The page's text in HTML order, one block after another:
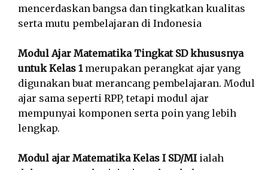
mencerdaskan bangsa dan tingkatkan kualitas
serta mutu pembelajaran di Indonesia
Modul Ajar Matematika Tingkat SD khususnya
untuk Kelas 1merupakan perangkat ajar yang
digunakan buat merancang pembelajaran. Modul
ajar sama seperti RPP, tetapi modul ajar
mempunyai komponen serta poin yang lebih
lengkap.
Modul ajar Matematika Kelas I SD/MI ialah